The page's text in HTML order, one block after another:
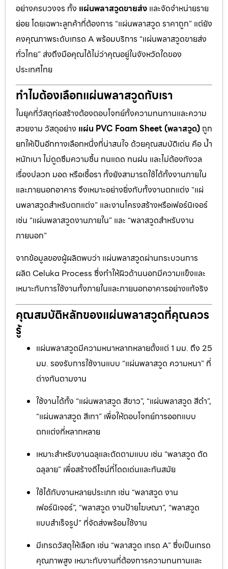
อย่างครบวงจร ทั้ง แผ่นพลาสวูดขายส่ง และจัดจำหน่ายราย
ย่อย โดยเฉพาะลูกค้าที่ต้องการ “แผ่นพลาสวูด ราคาถูก” แต่ยัง
คงคุณภาพระดับเกรด A พร้อมบริการ “แผ่นพลาสวูดขายส่ง
ทั่วไทย” ส่งถึงมือคุณได้ไม่ว่าคุณอยู่ในจังหวัดใดของ
ประเทศไทย
ทำไมต้องเลือกแผ่นพลาสวูดกับเรา
ในยุคที่วัสดุก่อสร้างต้องตอบโจทย์ทั้งความทนทานและความ
สวยงาม วัสดุอย่าง แผ่น PVC Foam Sheet (พลาสวูด) ถูก
ยกให้เป็นอีกทางเลือกหนึ่งที่น่าสนใจ ด้วยคุณสมบัติเด่น คือ น้ำ
หนักเบา ไม่ดูดซึมความชื้น ทนแดด ทนฝน และไม่ต้องกังวล
เรื่องปลวก มอด หรือเชื้อรา ทั้งยังสามารถใช้ได้ทั้งงานภายใน
และภายนอกอาคาร จึงเหมาะอย่างยิ่งกับทั้งงานตกแต่ง “แผ่
นพลาสวูดสำหรับตกแต่ง” และงานโครงสร้างหรือเฟอร์นิเจอร์
เช่น “แผ่นพลาสวูดงานภายใน” และ “พลาสวูดสำหรับงาน
ภายนอก”
จากข้อมูลของผู้ผลิตพบว่า แผ่นพลาสวูดผ่านกระบวนการ
ผลิต Celuka Process ซึ่งทำให้ผิวด้านนอกมีความแข็งและ
เหมาะกับการใช้งานทั้งภายในและภายนอกอาคารอย่างแท้จริง
คุณสมบัติหลักของแผ่นพลาสวูดที่คุณควร
รู้
แผ่นพลาสวูดมีความหนาหลากหลายตั้งแต่ 1 มม. ถึง 25
มม. รองรับการใช้งานแบบ “แผ่นพลาสวูด ความหนา” ที่
ต่างกันตามงาน
ใช้งานได้ทั้ง “แผ่นพลาสวูด สีขาว”, “แผ่นพลาสวูด สีดำ”,
“แผ่นพลาสวูด สีเทา” เพื่อให้ตอบโจทย์การออกแบบ
ตกแต่งที่หลากหลาย
เหมาะสำหรับงานฉลุและตัดตามแบบ เช่น “พลาสวูด ตัด
ฉลุลาย” เพื่อสร้างดีไซน์ที่โดดเด่นและทันสมัย
ใช้ได้กับงานหลายประเภท เช่น “พลาสวูด งาน
เฟอร์นิเจอร์”, “พลาสวูด งานป้ายโฆษณา”, “พลาสวูด
แบบสำเร็จรูป” ที่จัดส่งพร้อมใช้งาน
มีเกรดวัสดุให้เลือก เช่น “พลาสวูด เกรด A” ซึ่งเป็นเกรด
คุณภาพสูง เหมาะกับงานที่ต้องการความทนทานและ